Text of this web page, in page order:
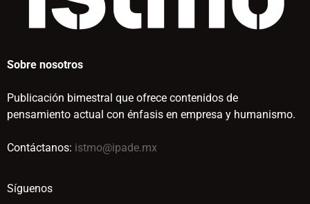
Sobre nosotros
Publicación bimestral que ofrece contenidos de
pensamiento actual con énfasis en empresa y humanismo.
Contáctanos: istmo@ipade.mx
Síguenos